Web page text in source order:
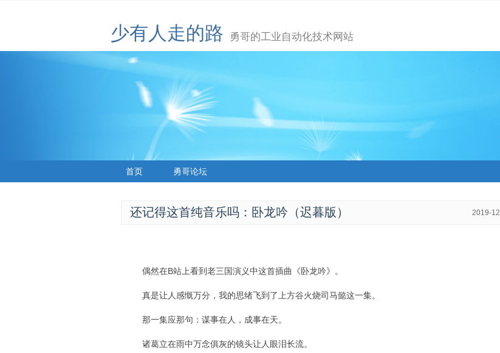
少有人走的路 勇哥的工业自动化技术网站
首页 勇哥论坛
还记得这首纯音乐吗：卧龙吟（迟暮版） 2019-
偶然在B站上看到老三国演义中这首插曲《卧龙吟》。
真是让人感慨万分，我的思绪飞到了上方谷火烧司马懿这一集。
那一集应那句：谋事在人，成事在天。
诸葛立在雨中万念俱灰的镜头让人眼泪长流。